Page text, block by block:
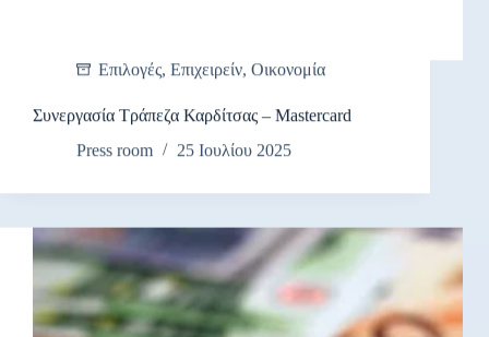
Επιλογές, Επιχειρείν, Οικονομία
Συνεργασία Τράπεζα Καρδίτσας – Mastercard
Press room
25 Ιουλίου 2025